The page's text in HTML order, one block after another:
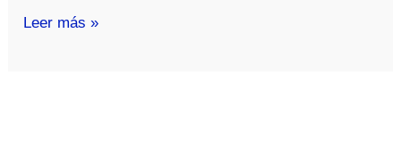
Deuda
Leer más »